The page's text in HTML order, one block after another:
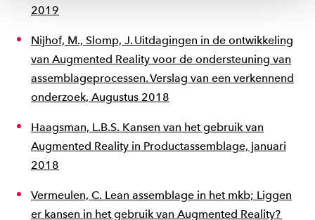
2019
Nijhof, M., Slomp, J. Uitdagingen in de ontwikkeling
van Augmented Reality voor de ondersteuning van
assemblageprocessen. Verslag van een verkennend
onderzoek, Augustus 2018
Haagsman, L.B.S. Kansen van het gebruik van
Augmented Reality in Productassemblage, januari
2018
Vermeulen, C. Lean assemblage in het mkb; Liggen
er kansen in het gebruik van Augmented Reality?